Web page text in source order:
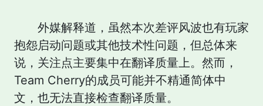
外媒解释道，虽然本次差评风波也有玩家
抱怨启动问题或其他技术性问题，但总体来
说，关注点主要集中在翻译质量上。然而，
Team Cherry的成员可能并不精通简体中
文，也无法直接检查翻译质量。